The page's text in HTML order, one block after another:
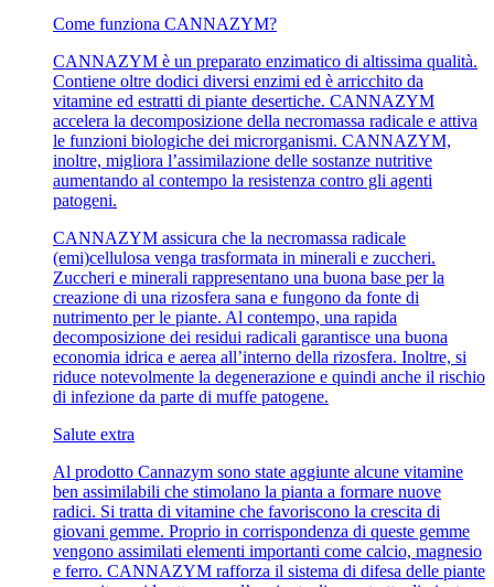
Come funziona CANNAZYM?
CANNAZYM è un preparato enzimatico di altissima qualità.
Contiene oltre dodici diversi enzimi ed è arricchito da
vitamine ed estratti di piante desertiche. CANNAZYM
accelera la decomposizione della necromassa radicale e attiva
le funzioni biologiche dei microrganismi. CANNAZYM,
inoltre, migliora l’assimilazione delle sostanze nutritive
aumentando al contempo la resistenza contro gli agenti
patogeni.
CANNAZYM assicura che la necromassa radicale
(emi)cellulosa venga trasformata in minerali e zuccheri.
Zuccheri e minerali rappresentano una buona base per la
creazione di una rizosfera sana e fungono da fonte di
nutrimento per le piante. Al contempo, una rapida
decomposizione dei residui radicali garantisce una buona
economia idrica e aerea all’interno della rizosfera. Inoltre, si
riduce notevolmente la degenerazione e quindi anche il rischio
di infezione da parte di muffe patogene.
Salute extra
Al prodotto Cannazym sono state aggiunte alcune vitamine
ben assimilabili che stimolano la pianta a formare nuove
radici. Si tratta di vitamine che favoriscono la crescita di
giovani gemme. Proprio in corrispondenza di queste gemme
vengono assimilati elementi importanti come calcio, magnesio
e ferro. CANNAZYM rafforza il sistema di difesa delle piante